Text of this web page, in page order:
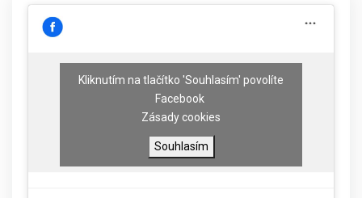
Kliknutím na tlačítko 'Souhlasím' povolíte
Facebook
Zásady cookies
Souhlasím